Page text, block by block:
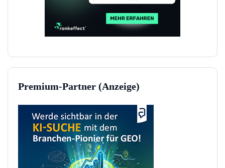
Premium-Partner (Anzeige)